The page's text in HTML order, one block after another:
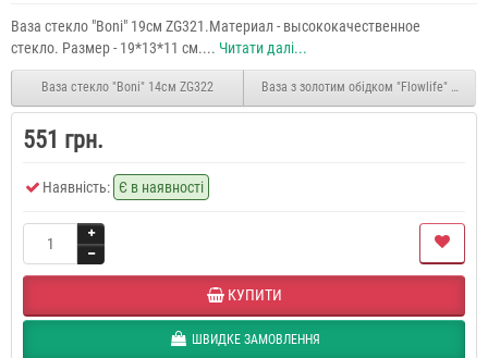
Ваза стекло "Boni" 19см ZG321.Материал - высококачественное
стекло. Размер - 19*13*11 см.... Читати далі...
Ваза стекло "Boni" 14см ZG322 Ваза з золотим обідком "Flowlife"
551 грн.
Наявність: Є в наявності
КУПИТИ
ШВИДКЕ ЗАМОВЛЕННЯ